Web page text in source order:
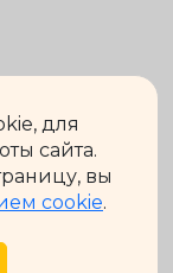
для
сайта.
вы
cookie.
офертой.
сайт
и ни при
выполнения